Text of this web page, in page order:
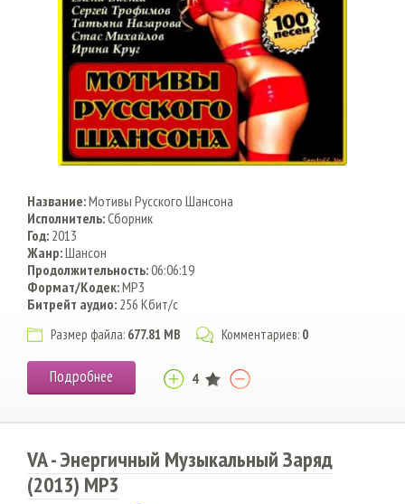
Название:Мотивы Русского Шансона
Исполнитель:Сборник
Год: 2013
Жанр:Шансон
Продолжительность:06:06:19
Формат/Кодек:MP3
Битрейт аудио: 256 Кбит/с
Размер файла: 677.81 MB Комментариев: 0
Подробнее 4
VA - Энергичный Музыкальный Заряд
(2013) MP3